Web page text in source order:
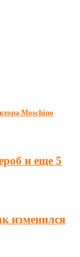
Moschino
и еще 5
изменился